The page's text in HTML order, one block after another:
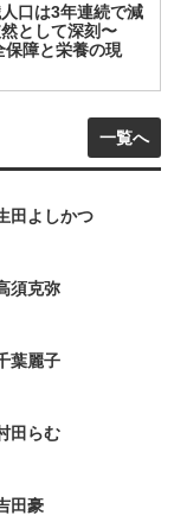
口は3年連続で減
として深刻〜
保障と栄養の現
一覧へ
田よしかつ
須克弥
葉麗子
田らむ
田豪